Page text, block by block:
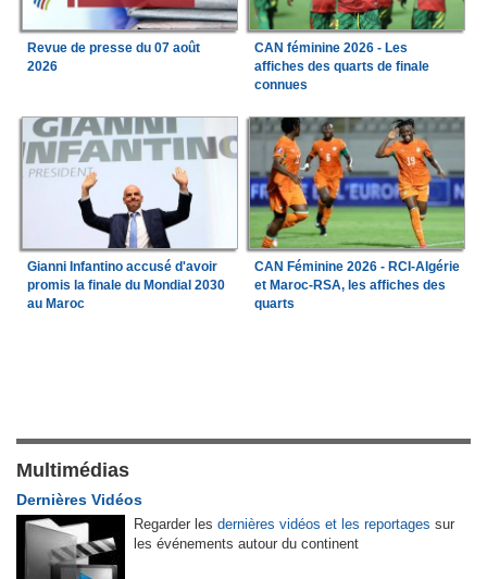
Revue de presse du 07 août
2026
CAN féminine 2026 - Les
affiches des quarts de finale
connues
Gianni Infantino accusé d'avoir
promis la finale du Mondial 2030
au Maroc
CAN Féminine 2026 - RCI-Algérie
et Maroc-RSA, les affiches des
quarts
Multimédias
Dernières Vidéos
Regarder les dernières vidéos et les reportages sur
les événements autour du continent